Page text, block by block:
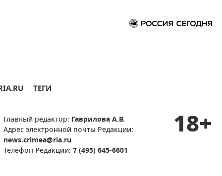
ТЕГИ
Главный редактор: Гаврилова А.В.
Адрес электронной почты Редакции:
news.crimea@ria.ru
Телефон Редакции: 7 (495) 645-6601
18+